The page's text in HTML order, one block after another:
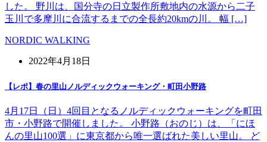
した。 野川は、国分寺の日立製作所敷地内の水源から二子
玉川で多摩川に合流するまでの全長約20kmの川。 幅 […]
NORDIC WALKING
2022年4月18日
【レポ】春の里山ノルディックウォーキング・町田小野路
4月17日（日）4回目となるノルディックウォーキングを町田
市・小野路で開催しました。 小野路（おのじ）は、「にほ
んの里山100選」に東京都から唯一選ばれた美しい里山。 ど